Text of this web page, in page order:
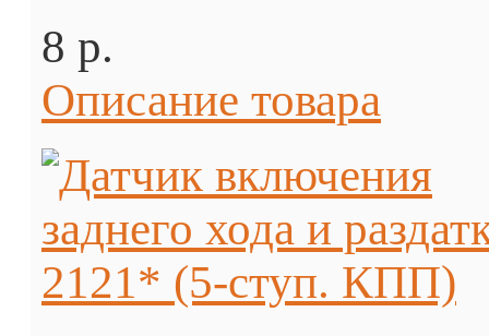
8 p.
Описание товара